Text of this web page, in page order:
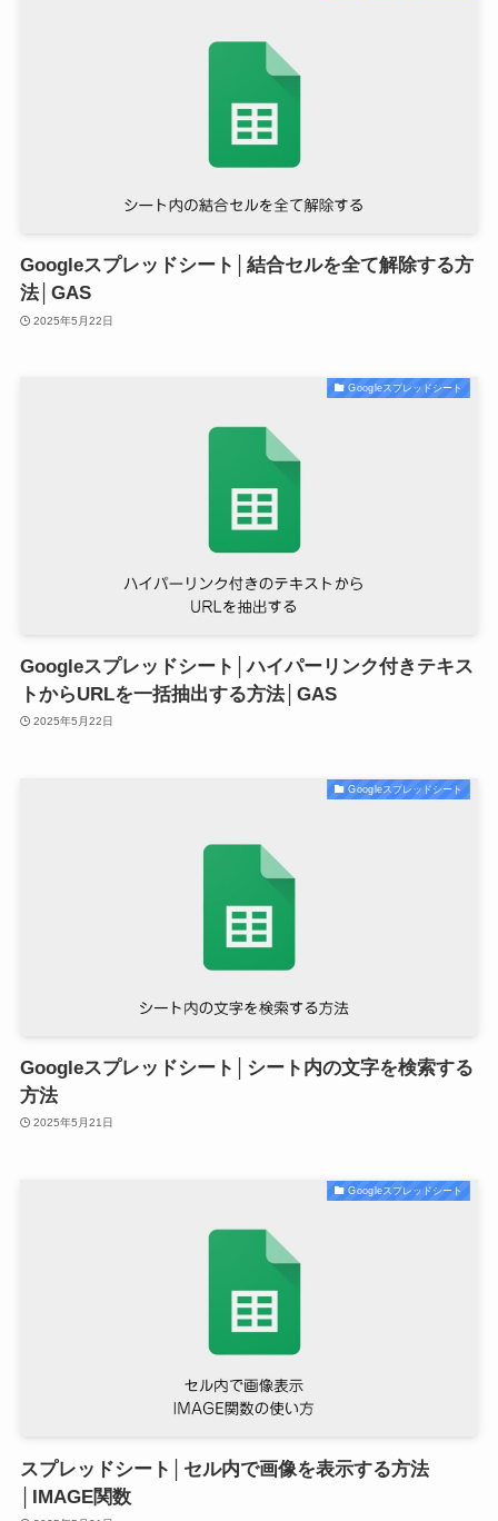
Googleスプレッドシート│結合セルを全て解除する方
法│GAS
2025年5月22日
Googleスプレッドシート
Googleスプレッドシート│ハイパーリンク付きテキス
トからURLを一括抽出する方法│GAS
2025年5月22日
Googleスプレッドシート
Googleスプレッドシート│シート内の文字を検索する
方法
2025年5月21日
Googleスプレッドシート
スプレッドシート│セル内で画像を表示する方法
│IMAGE関数